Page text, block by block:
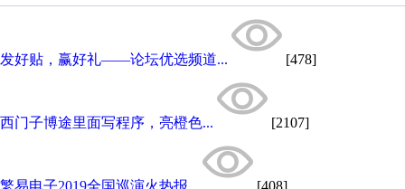
发好贴，赢好礼——论坛优选频道... [478]
西门子博途里面写程序，亮橙色... [2107]
繁易电子2019全国巡演火热报... [408]